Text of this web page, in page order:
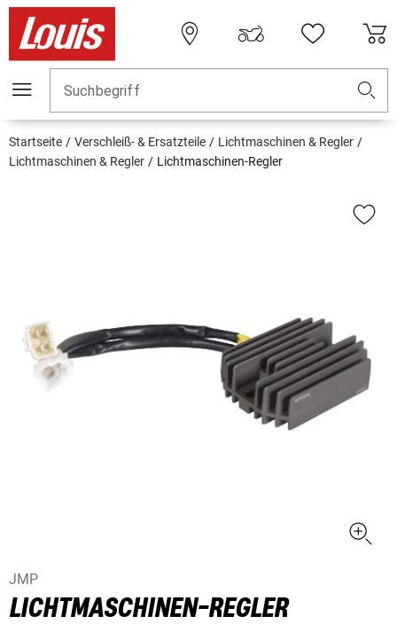
Suchbegriff
Startseite Verschleiß- & Ersatzteile
Lichtmaschinen & Regler
Lichtmaschinen & Regler
Lichtmaschinen-Regler
JMP
LICHTMASCHINEN-REGLER